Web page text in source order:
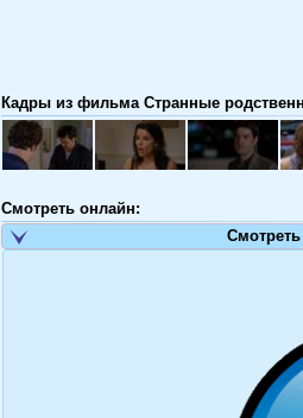
Кадры из фильма Странные
Смотреть онлайн: